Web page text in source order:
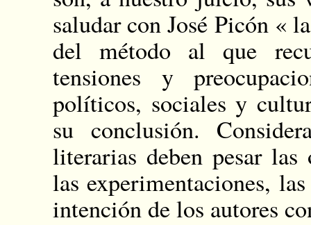
saludar con José Picón «
del método al que
tensiones y
políticos, sociales y
su conclusión.
literarias deben pesar
las experimentaciones,
intención de los autores